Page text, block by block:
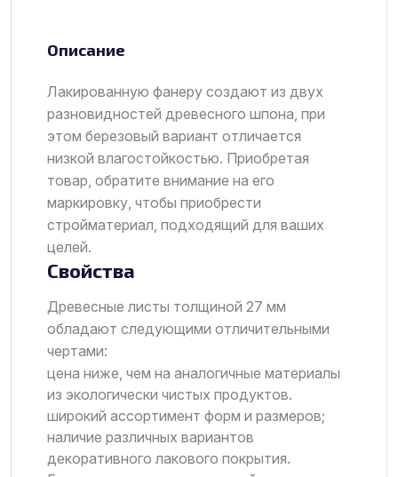
Описание
Лакированную фанеру создают из двух
разновидностей древесного шпона, при
этом березовый вариант отличается
низкой влагостойкостью. Приобретая
товар, обратите внимание на его
маркировку, чтобы приобрести
стройматериал, подходящий для ваших
целей.
Свойства
Древесные листы толщиной 27 мм
обладают следующими отличительными
чертами:
цена ниже, чем на аналогичные материалы
из экологически чистых продуктов.
широкий ассортимент форм и размеров;
наличие различных вариантов
декоративного лакового покрытия.